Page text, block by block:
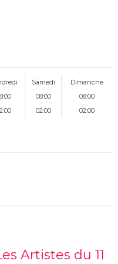
Samedi
Dimanche
08:00
08:00
02:00 02:00
Artistes du 11